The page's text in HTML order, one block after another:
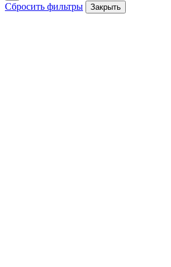
Сбросить фильтры Закрыть